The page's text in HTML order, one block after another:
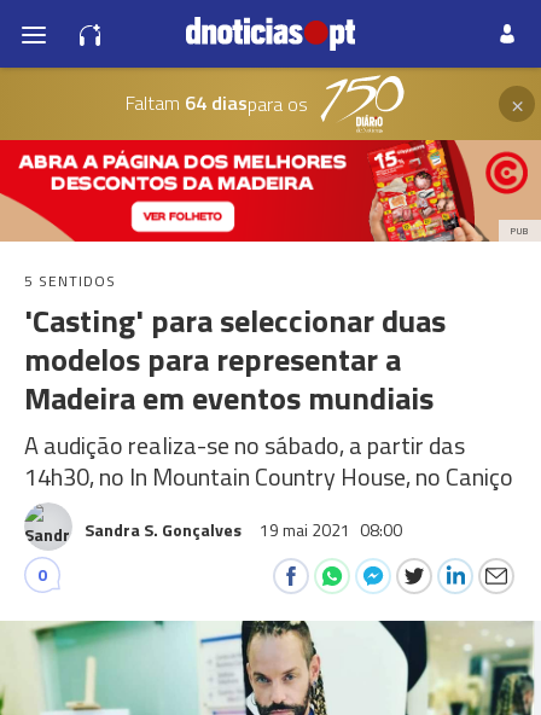
Faltam 64 diaspara os ×
PUB
5 SENTIDOS
'Casting' para seleccionar duas
modelos para representar a
Madeira em eventos mundiais
A audição realiza-se no sábado, a partir das
14h30, no In Mountain Country House, no Caniço
Sandra S. Gonçalves 19 mai 2021 08:00
0